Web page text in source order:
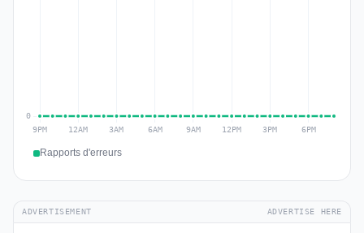
Rapports d'erreurs
ADVERTISEMENT ADVERTISE HERE